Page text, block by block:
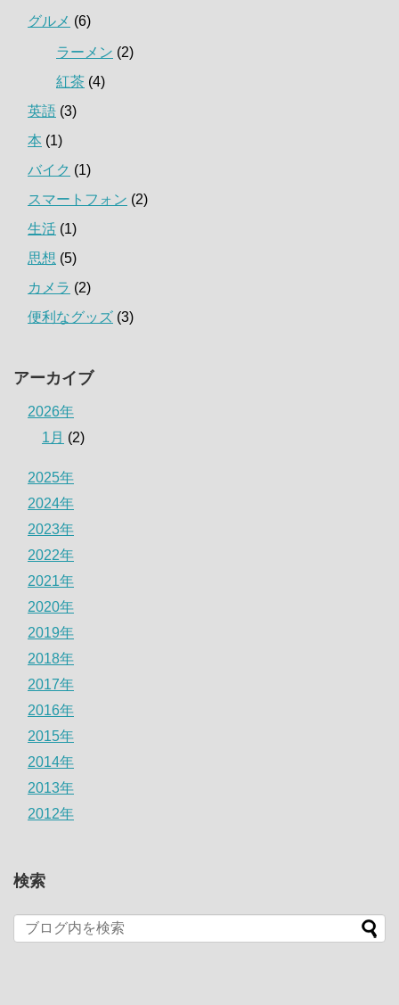
グルメ (6)
ラーメン (2)
紅茶 (4)
英語 (3)
本 (1)
バイク (1)
スマートフォン (2)
生活 (1)
思想 (5)
カメラ (2)
便利なグッズ (3)
アーカイブ
2026年
1月 (2)
2025年
2024年
2023年
2022年
2021年
2020年
2019年
2018年
2017年
2016年
2015年
2014年
2013年
2012年
検索